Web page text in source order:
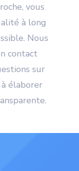
vous
à long
Nous
contact
sur
élaborer